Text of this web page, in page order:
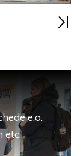
e.o.
etc.